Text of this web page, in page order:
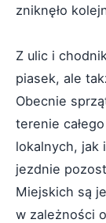
zniknęło
Z ulic i
piasek, ale
Obecnie
terenie
lokalnych, jak
jezdnie
Miejskich są
w zależności